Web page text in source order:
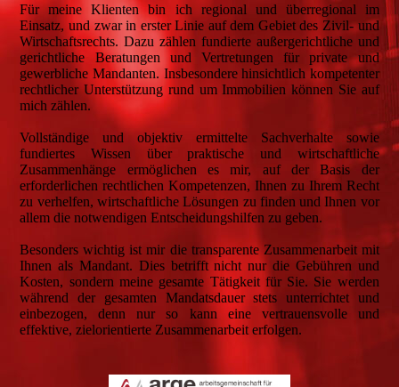
Für meine Klienten bin ich regional und überregional im
Einsatz, und zwar in erster Linie auf dem Gebiet des Zivil- und
Wirtschaftsrechts. Dazu zählen fundierte außergerichtliche und
gerichtliche Beratungen und Vertretungen für private und
gewerbliche Mandanten. Insbesondere hinsichtlich kompetenter
rechtlicher Unterstützung rund um Immobilien können Sie auf
mich zählen.
Vollständige und objektiv ermittelte Sachverhalte sowie
fundiertes Wissen über praktische und wirtschaftliche
Zusammenhänge ermöglichen es mir, auf der Basis der
erforderlichen rechtlichen Kompetenzen, Ihnen zu Ihrem Recht
zu verhelfen, wirtschaftliche Lösungen zu finden und Ihnen vor
allem die notwendigen Entscheidungshilfen zu geben.
Besonders wichtig ist mir die transparente Zusammenarbeit mit
Ihnen als Mandant. Dies betrifft nicht nur die Gebühren und
Kosten, sondern meine gesamte Tätigkeit für Sie. Sie werden
während der gesamten Mandatsdauer stets unterrichtet und
einbezogen, denn nur so kann eine vertrauensvolle und
effektive, zielorientierte Zusammenarbeit erfolgen.